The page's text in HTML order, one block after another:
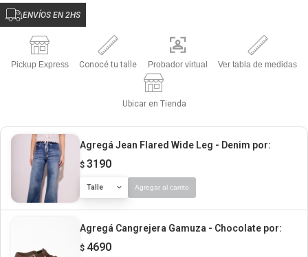
ENVÍOS EN 2HS
Pickup Express Conocé tu talle Probador virtual Ver tabla de medidas
Ubicar en Tienda
Agregá Jean Flared Wide Leg - Denim por:
$ 3190
Talle Agregar al carrito
Agregá Cangrejera Gamuza - Chocolate por:
$ 4690